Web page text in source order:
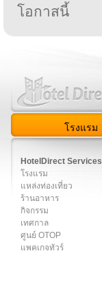
โอกาสนี้
โรงแรม
HotelDirect Services
โรงแรม
แหล่งท่องเที่ยว
ร้านอาหาร
กิจกรรม
เทศกาล
ศูนย์ OTOP
แพคเกจทัวร์